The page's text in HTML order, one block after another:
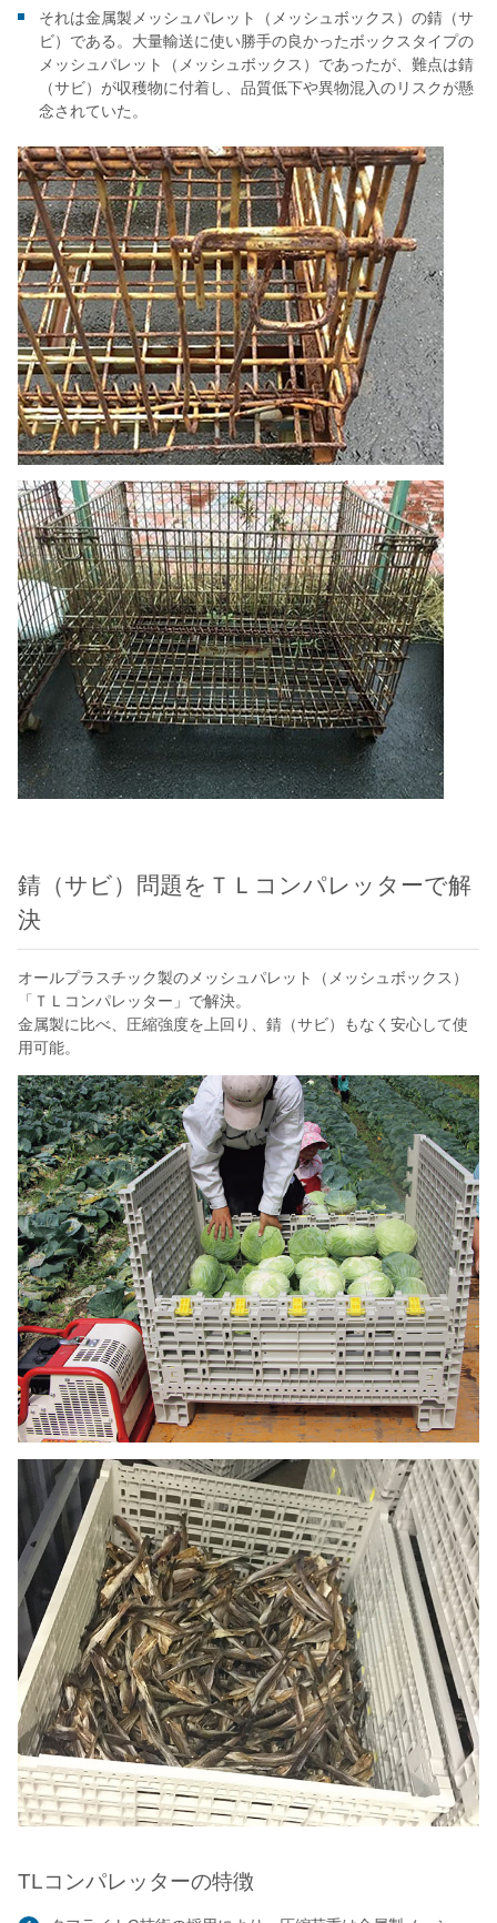
それは金属製メッシュパレット（メッシュボックス）の錆（サ
ビ）である。大量輸送に使い勝手の良かったボックスタイプの
メッシュパレット（メッシュボックス）であったが、難点は錆
（サビ）が収穫物に付着し、品質低下や異物混入のリスクが懸
念されていた。
錆（サビ）問題をＴＬコンパレッターで解
決
オールプラスチック製のメッシュパレット（メッシュボックス）
「ＴＬコンパレッター」で解決。
金属製に比べ、圧縮強度を上回り、錆（サビ）もなく安心して使
用可能。
TLコンパレッターの特徴